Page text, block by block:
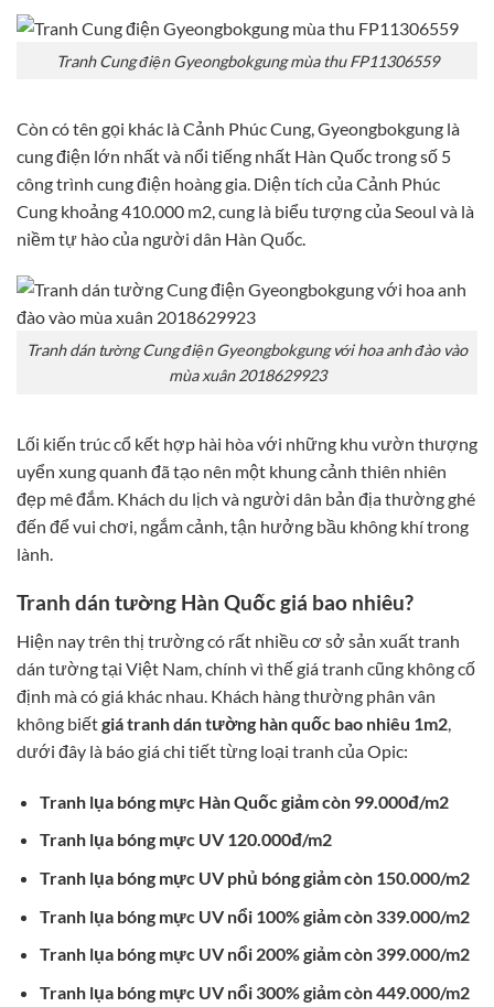
Tranh Cung điện Gyeongbokgung mùa thu FP11306559
Còn có tên gọi khác là Cảnh Phúc Cung, Gyeongbokgung là
cung điện lớn nhất và nổi tiếng nhất Hàn Quốc trong số 5
công trình cung điện hoàng gia. Diện tích của Cảnh Phúc
Cung khoảng 410.000 m2, cung là biểu tượng của Seoul và là
niềm tự hào của người dân Hàn Quốc.
Tranh dán tường Cung điện Gyeongbokgung với hoa anh đào vào
mùa xuân 2018629923
Lối kiến trúc cổ kết hợp hài hòa với những khu vườn thượng
uyển xung quanh đã tạo nên một khung cảnh thiên nhiên
đẹp mê đắm. Khách du lịch và người dân bản địa thường ghé
đến để vui chơi, ngắm cảnh, tận hưởng bầu không khí trong
lành.
Tranh dán tường Hàn Quốc giá bao nhiêu?
Hiện nay trên thị trường có rất nhiều cơ sở sản xuất tranh
dán tường tại Việt Nam, chính vì thế giá tranh cũng không cố
định mà có giá khác nhau. Khách hàng thường phân vân
không biếtgiá tranh dán tường hàn quốc bao nhiêu 1m2,
dưới đây là báo giá chi tiết từng loại tranh của Opic:
Tranh lụa bóng mực Hàn Quốc giảm còn 99.000đ/m2
Tranh lụa bóng mực UV 120.000đ/m2
Tranh lụa bóng mực UV phủ bóng giảm còn 150.000/m2
Tranh lụa bóng mực UV nổi 100% giảm còn 339.000/m2
Tranh lụa bóng mực UV nổi 200% giảm còn 399.000/m2
Tranh lụa bóng mực UV nổi 300% giảm còn 449.000/m2